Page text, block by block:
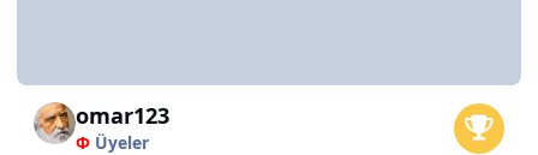
omar123
Φ Üyeler